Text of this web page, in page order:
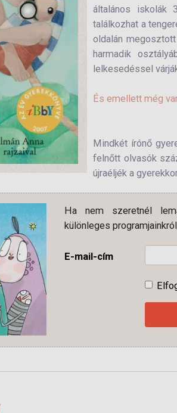
általános iskolák
találkozhat a
oldalán
harmadik
lelkesedéssel
És emellett még
Mindkét írónő
felnőtt olvasók
újraéljék a
Ha nem szeretnél
különleges
E-mail-cím